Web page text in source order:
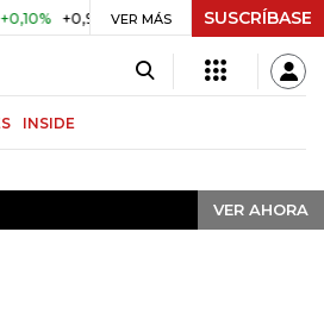
+0,98% UVR $ 416,91 +$ 0,05 +0,01%
VER MÁS SUSCRÍBASE
INSIDE
VER AHORA
VER AHORA